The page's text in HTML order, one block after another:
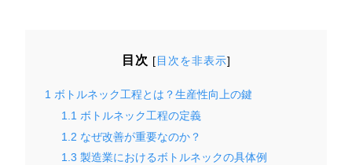
目次 [目次を非表示]
1 ボトルネック工程とは？生産性向上の鍵
1.1 ボトルネック工程の定義
1.2 なぜ改善が重要なのか？
1.3 製造業におけるボトルネックの具体例